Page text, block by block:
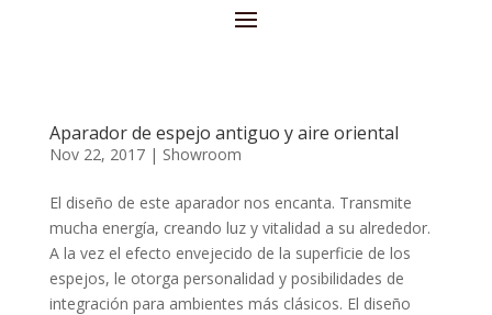
Aparador de espejo antiguo y aire oriental
Nov 22, 2017| Showroom
El diseño de este aparador nos encanta. Transmite
mucha energía, creando luz y vitalidad a su alrededor.
A la vez el efecto envejecido de la superficie de los
espejos, le otorga personalidad y posibilidades de
integración para ambientes más clásicos. El diseño